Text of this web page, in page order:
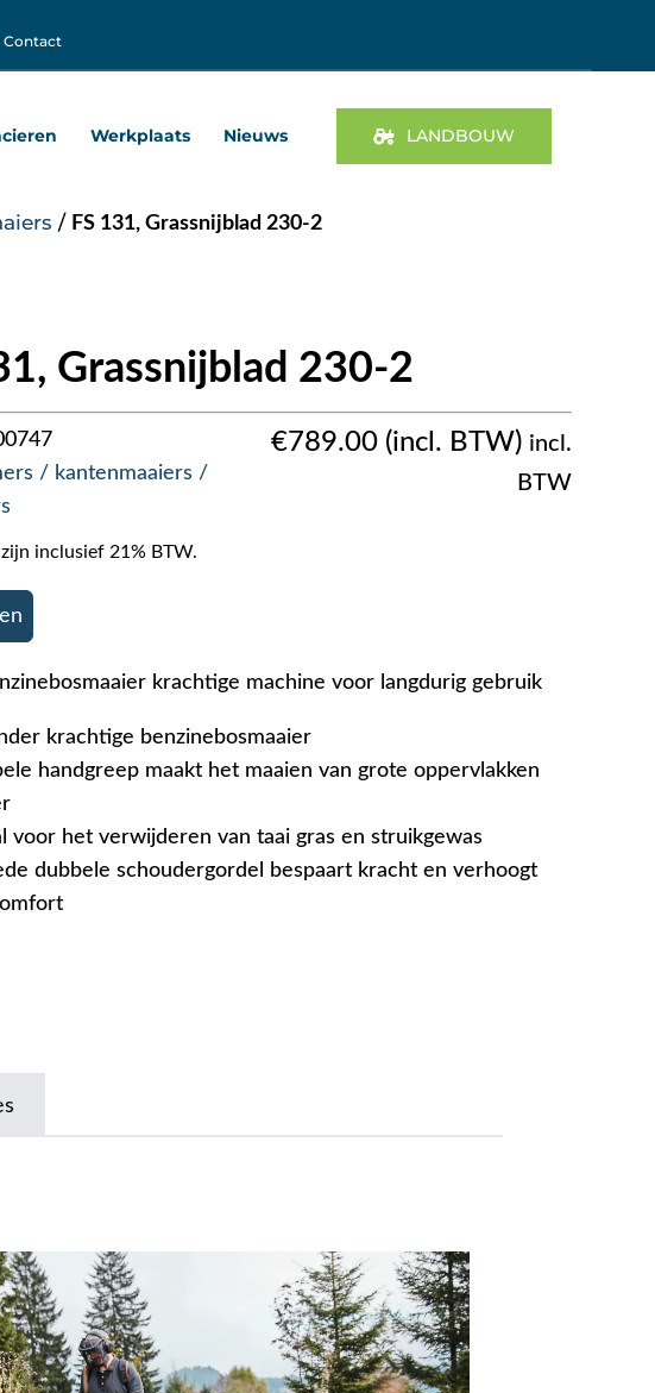
Contact
Werkplaats Nieuws LANDBOUW
/ FS 131, Grassnijblad 230-2
Grassnijblad 230-2
/ kantenmaaiers /
€789.00
incl.
BTW
inclusief 21% BTW.
krachtige machine voor langdurig gebruik
krachtige benzinebosmaaier
handgreep maakt het maaien van grote oppervlakken
voor het verwijderen van taai gras en struikgewas
dubbele schoudergordel bespaart kracht en verhoogt